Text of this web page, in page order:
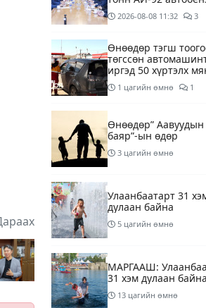
тогтмол нийлүүлэх
тавилаа
2026-08-08 11:32 3
Өнөөдөр тэгш
төгссөн
иргэд 50 хүртэлх
төгрөгөнд БЕНЗИН
1 цагийн өмнө 1
Өнөөдөр” Аавуудын
баяр”-ын өдөр
3 цагийн өмнө
Улаанбаатарт 31
дулаан байна
5 цагийн өмнө
МАРГААШ:
31 хэм дулаан байна
13 цагийн өмнө